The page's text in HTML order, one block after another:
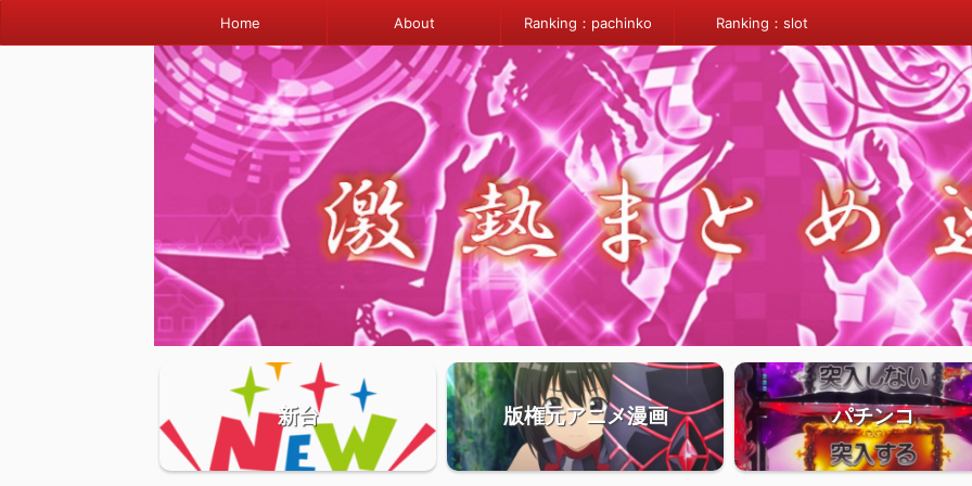
Home About Ranking：pachinko Ranking：slot
新台 版権元アニメ漫画 パチンコ